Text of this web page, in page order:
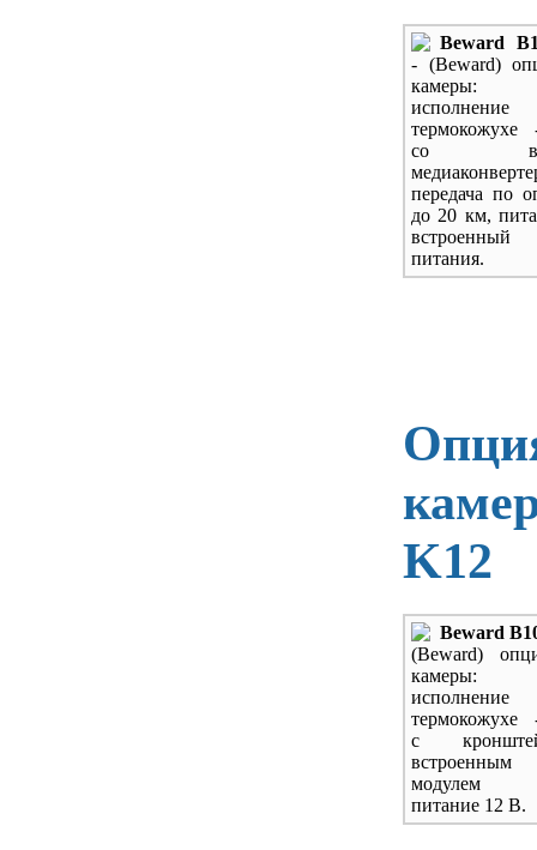
Beward
- (Beward)
камеры:
термокожухе
со
передача по
до 20 км,
питания.
K12
Beward
(Beward)
камеры:
термокожухе
с
модулем
питание 12 В.